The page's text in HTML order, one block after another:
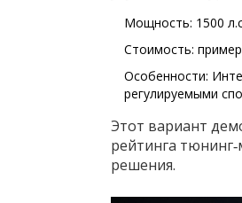
Мощность: 1500
Стоимость:
Особенности:
регулируемыми
Этот вариант
рейтинга
решения.